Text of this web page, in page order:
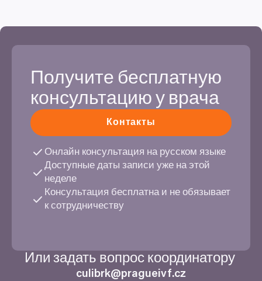
Получите бесплатную
консультацию у врача
Контакты
Онлайн консультация на русском языке
Доступные даты записи уже на этой
неделе
Консультация бесплатна и не обязывает
к сотрудничеству
Или задать вопрос координатору
culibrk@​pragueivf.​cz